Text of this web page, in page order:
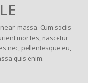
massa. Cum sociis
montes, nascetur
nec, pellentesque eu,
quis enim.